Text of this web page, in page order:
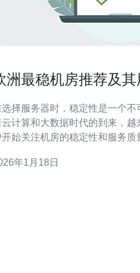
洲最稳机房推荐及
选择服务器时，稳定性是一个
云计算和大数据时代的到来，越
开始关注机房的稳定性和服务
洲最稳机房，并结合用户评价
年1月18日